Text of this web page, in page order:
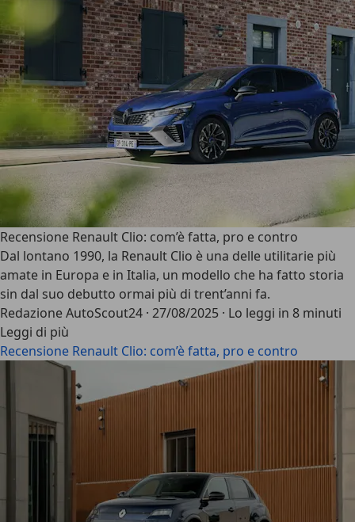
Recensione Renault Clio: com’è fatta, pro e contro
Dal lontano 1990, la Renault Clio è una delle utilitarie più
amate in Europa e in Italia, un modello che ha fatto storia
sin dal suo debutto ormai più di trent’anni fa.
Redazione AutoScout24 · 27/08/2025 · Lo leggi in 8 minuti
Leggi di più
Recensione Renault Clio: com’è fatta, pro e contro